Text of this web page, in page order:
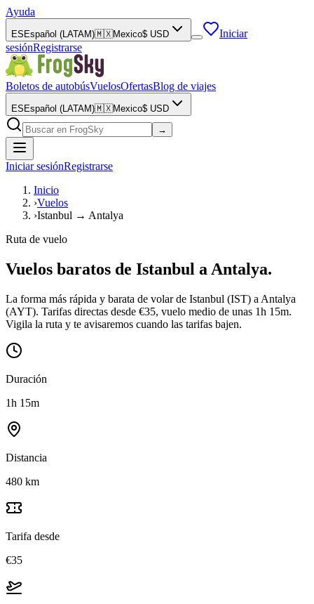
Ayuda
ES Español (LATAM)🇲🇽Mexico$ USD
Iniciar
sesiónRegistrarse
Boletos de autobúsVuelosOfertasBlog de viajes
ES Español (LATAM)🇲🇽Mexico$ USD
→
Iniciar sesiónRegistrarse
Inicio
›Vuelos
›Istanbul → Antalya
Ruta de vuelo
Vuelos baratos de Istanbul a Antalya.
La forma más rápida y barata de volar de Istanbul (IST) a Antalya
(AYT). Tarifas directas desde €35, vuelo medio de unas 1h 15m.
Vigila la ruta y te avisaremos cuando las tarifas bajen.
Duración
1h 15m
Distancia
480 km
Tarifa desde
€35